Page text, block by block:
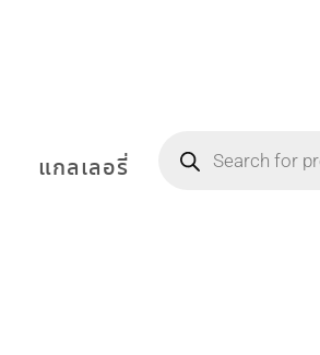
แกลเลอรี่ search